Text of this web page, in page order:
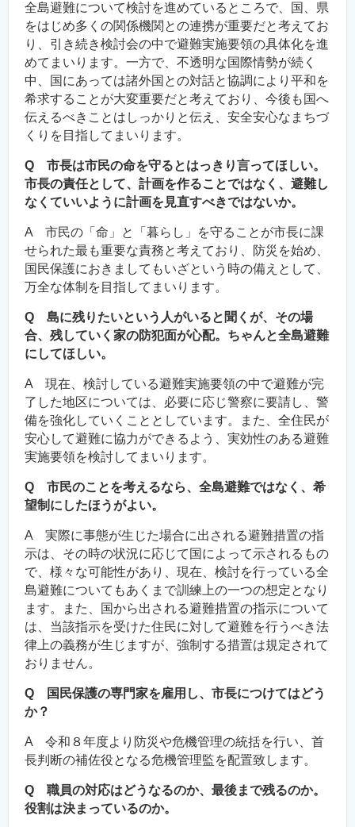
全島避難について検討を進めているところで、国、県
をはじめ多くの関係機関との連携が重要だと考えてお
り、引き続き検討会の中で避難実施要領の具体化を進
めてまいります。一方で、不透明な国際情勢が続く
中、国にあっては諸外国との対話と協調により平和を
希求することが大変重要だと考えており、今後も国へ
伝えるべきことはしっかりと伝え、安全安心なまちづ
くりを目指してまいります。
Q 市長は市民の命を守るとはっきり言ってほしい。
市長の責任として、計画を作ることではなく、避難し
なくていいように計画を見直すべきではないか。
A 市民の「命」と「暮らし」を守ることが市長に課
せられた最も重要な責務と考えており、防災を始め、
国民保護におきましてもいざという時の備えとして、
万全な体制を目指してまいります。
Q 島に残りたいという人がいると聞くが、その場
合、残していく家の防犯面が心配。ちゃんと全島避難
にしてほしい。
A 現在、検討している避難実施要領の中で避難が完
了した地区については、必要に応じ警察に要請し、警
備を強化していくこととしています。また、全住民が
安心して避難に協力ができるよう、実効性のある避難
実施要領を検討してまいります。
Q 市民のことを考えるなら、全島避難ではなく、希
望制にしたほうがよい。
A 実際に事態が生じた場合に出される避難措置の指
示は、その時の状況に応じて国によって示されるもの
で、様々な可能性があり、現在、検討を行っている全
島避難についてもあくまで訓練上の一つの想定となり
ます。また、国から出される避難措置の指示について
は、当該指示を受けた住民に対して避難を行うべき法
律上の義務が生じますが、強制する措置は規定されて
おりません。
Q 国民保護の専門家を雇用し、市長につけてはどう
か？
A 令和８年度より防災や危機管理の統括を行い、首
長判断の補佐役となる危機管理監を配置致します。
Q 職員の対応はどうなるのか、最後まで残るのか。
役割は決まっているのか。